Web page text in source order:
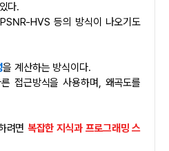
다.
을 계산하는 방식이다.
려면 복잡한 지식과 프로그래밍 스